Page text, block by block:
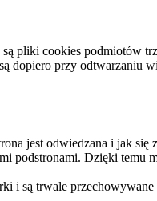
pliki cookies podmiotów
przy odtwarzaniu
jest odwiedzana i jak
Dzięki temu
i są trwale